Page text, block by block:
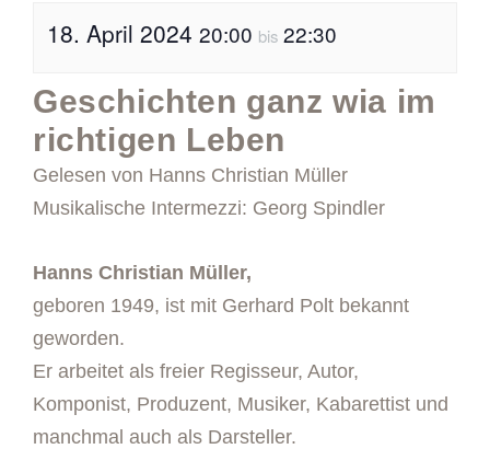
18. April 2024 20:00 bis 22:30
Geschichten ganz wia im
richtigen Leben
Gelesen von Hanns Christian Müller
Musikalische Intermezzi: Georg Spindler
Hanns Christian Müller,
geboren 1949, ist mit Gerhard Polt bekannt
geworden.
Er arbeitet als freier Regisseur, Autor,
Komponist, Produzent, Musiker, Kabarettist und
manchmal auch als Darsteller.